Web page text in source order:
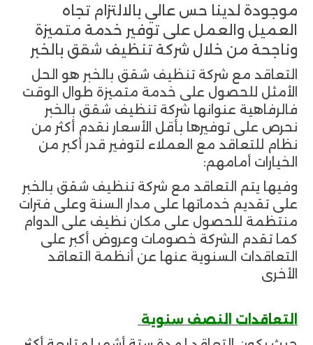
موجودة لدينا حس عالي بالالتزام تجاه
العميل والعمل على توفير خدمة متميزة
وناجحة من خلال شركة تنظيف شقق بالخبر
التعاقد مع شركة تنظيف شقق بالخبر هو الحل
الأمثل للحصول على خدمة متميزة طوال الوقت
فالرفاهية عنوانها شركة تنظيف شقق بالخبر
نحرص على توفيرها بأقل الأسعار نقدم أكثر من
نظام للتعاقد مع العملاء لتوفير قدر أكبر من
الخيارات أمامهم:
وفيها يتم التعاقد مع شركة تنظيف شقق بالخبر
على تقديم خدماتها على مدار السنة وعلى فترات
منتظمة للحصول على مكان نظيف على الدوام
كما تقدم الشركة خصومات وعروض أكبر على
التعاقدات السنوية عنها عن أنظمة التعاقد
الأخرى
التعاقدات النصف سنوية